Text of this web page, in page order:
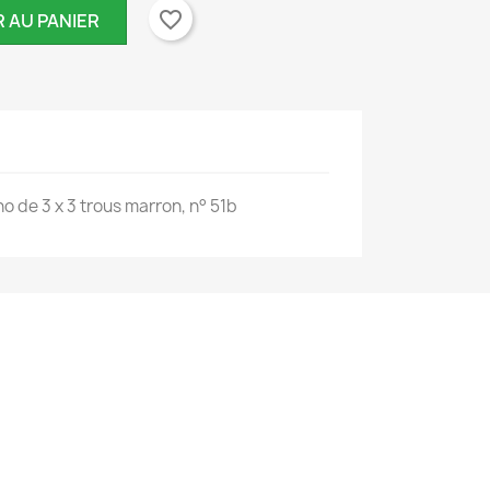
×
AU PANIER favorite_border
de 3 x 3 trous marron, n° 51b